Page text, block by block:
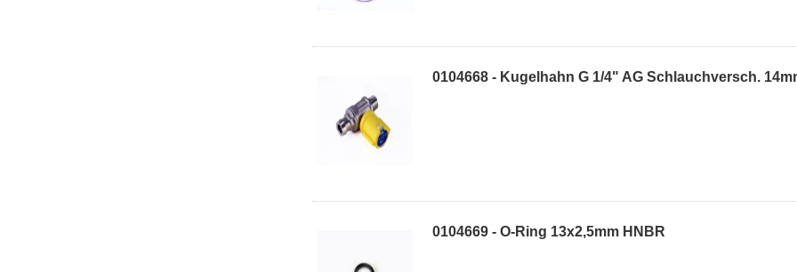
0104668 - Kugelhahn G 1/4" AG Schlauchversch.
0104669 - O-Ring 13x2,5mm HNBR